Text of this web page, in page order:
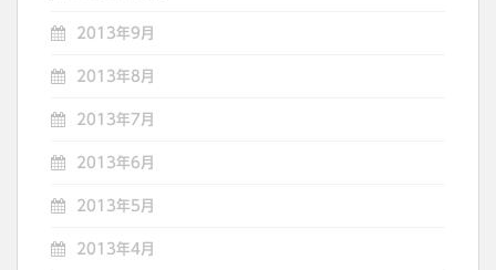
2013年9月
2013年8月
2013年7月
2013年6月
2013年5月
2013年4月